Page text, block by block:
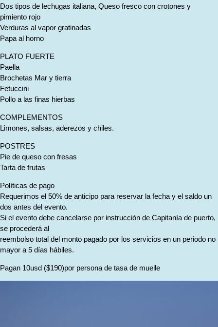
Dos tipos de lechugas italiana, Queso fresco con crotones y
pimiento rojo
Verduras al vapor gratinadas
Papa al horno
PLATO FUERTE
Paella
Brochetas Mar y tierra
Fetuccini
Pollo a las finas hierbas
COMPLEMENTOS
Limones, salsas, aderezos y chiles.
POSTRES
Pie de queso con fresas
Tarta de frutas
Políticas de pago
Requerimos el 50% de anticipo para reservar la fecha y el saldo un
dos antes del evento.
Si el evento debe cancelarse por instrucción de Capitanía de puerto,
se procederá al
reembolso total del monto pagado por los servicios en un periodo no
mayor a 5 días hábiles.
Pagan 10usd ($190)por persona de tasa de muelle